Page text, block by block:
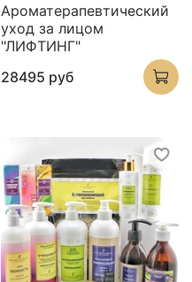
Ароматерапевтический
уход за лицом
"ЛИФТИНГ"
28495 руб